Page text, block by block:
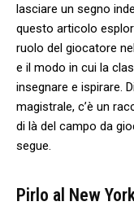
lasciare un segno
questo articolo
ruolo ‌del giocatore
e il modo in cui la
insegnare e ispirare.
magistrale, c’è un
di là del ‌campo ⁣da​
segue.
Pirlo​ al New